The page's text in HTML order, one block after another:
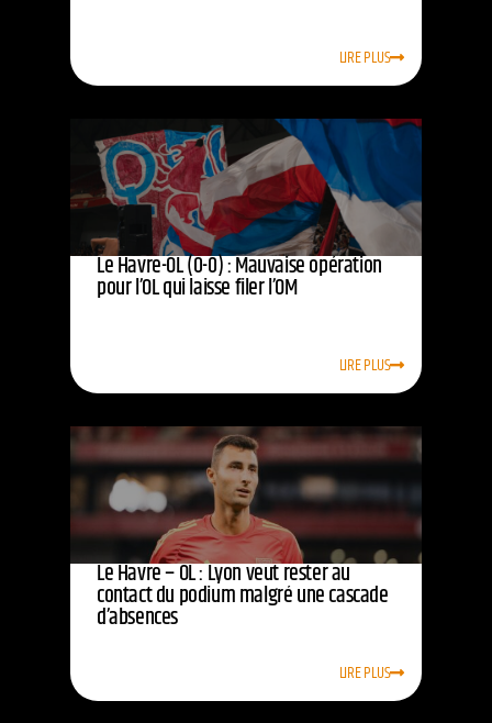
LIRE PLUS
Le Havre-OL (0-0) : Mauvaise opération
pour l’OL qui laisse filer l’OM
LIRE PLUS
Le Havre – OL : Lyon veut rester au
contact du podium malgré une cascade
d’absences
LIRE PLUS